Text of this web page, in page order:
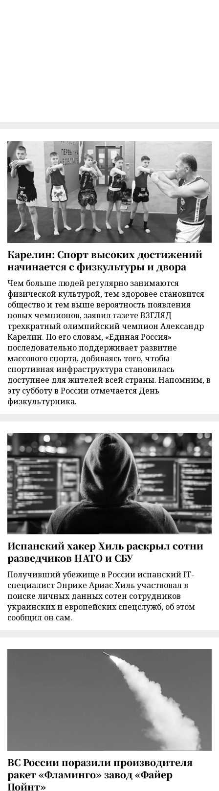
Карелин: Спорт высоких достижений
начинается с физкультуры и двора
Чем больше людей регулярно занимаются
физической культурой, тем здоровее становится
общество и тем выше вероятность появления
новых чемпионов, заявил газете ВЗГЛЯД
трехкратный олимпийский чемпион Александр
Карелин. По его словам, «Единая Россия»
последовательно поддерживает развитие
массового спорта, добиваясь того, чтобы
спортивная инфраструктура становилась
доступнее для жителей всей страны. Напомним, в
эту субботу в России отмечается День
физкультурника.
Испанский хакер Хиль раскрыл сотни
разведчиков НАТО и СБУ
Получивший убежище в России испанский IT-
специалист Энрике Ариас Хиль участвовал в
поиске личных данных сотен сотрудников
украинских и европейских спецслужб, об этом
сообщил он сам.
ВС России поразили производителя
ракет «Фламинго» завод «Файер
Пойнт»